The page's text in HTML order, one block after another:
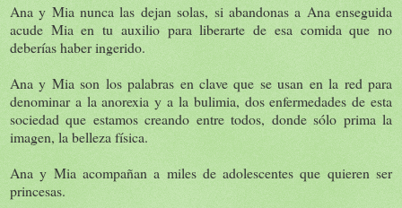
Ana y Mia nunca las dejan solas, si abandonas a Ana enseguida
acude Mia en tu auxilio para liberarte de esa comida que no
deberías haber ingerido.
Ana y Mia son los palabras en clave que se usan en la red para
denominar a la anorexia y a la bulimia, dos enfermedades de esta
sociedad que estamos creando entre todos, donde sólo prima la
imagen, la belleza física.
Ana y Mia acompañan a miles de adolescentes que quieren ser
princesas.